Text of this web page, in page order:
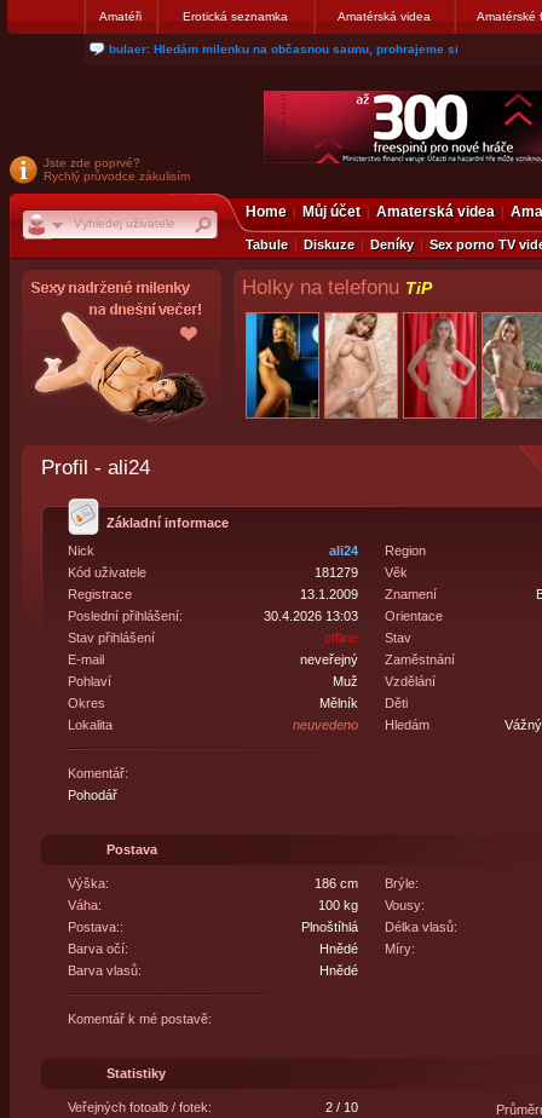
Amatéři Erotická seznamka Amatérská videa Amatérské
bulaer: Hledám milenku na občasnou saunu, prohrajeme si
Jste zde poprvé?
Rychlý průvodce zákulisím
Home Můj účet Amaterská videa
Tabule Diskuze Deníky Sex porno TV
Holky na telefonu TiP
Profil - ali24
Základní informace
Nick
ali24
Kód uživatele
181279
Registrace
13.1.2009
Poslední přihlášení:
30.4.2026 13:03
Stav přihlášení
offline
E-mail
neveřejný
Pohlaví
Muž
Okres
Mělník
Lokalita
neuvedeno
Region
Věk
Znamení
Orientace
Stav
Zaměstnání
Vzdělání
Děti
Hledám
Komentář:
Pohodář
Postava
Výška:
186 cm
Váha:
100 kg
Postava::
Plnoštíhlá
Barva očí:
Hnědé
Barva vlasů:
Hnědé
Brýle:
Vousy:
Délka vlasů:
Míry:
Komentář k mé postavě:
Statistiky
Veřejných fotoalb / fotek:
2 / 10